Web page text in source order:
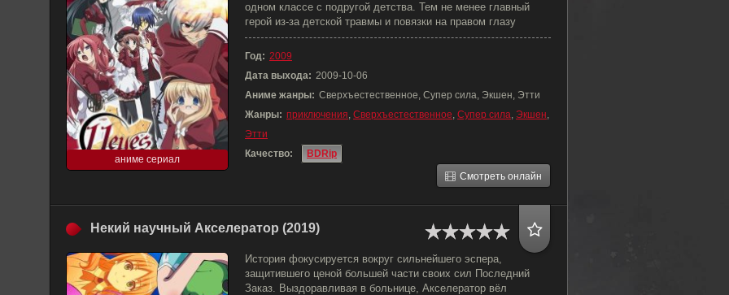
аниме сериал
одном классе с подругой детства. Тем не менее главный
герой из-за детской травмы и повязки на правом глазу
Год: 2009
Дата выхода: 2009-10-06
Аниме жанры: Сверхъестественное, Супер сила, Экшен, Этти
Жанры: приключения, Сверхъестественное, Супер сила, Экшен,
Этти
Качество:
BDRip
Смотреть онлайн
Некий научный Акселератор (2019)
История фокусируется вокруг сильнейшего эспера,
защитившего ценой большей части своих сил Последний
Заказ. Выздоравливая в больнице, Акселератор вёл